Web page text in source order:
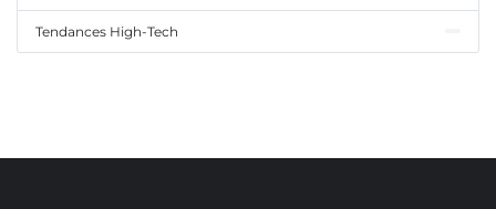
Tendances High-Tech